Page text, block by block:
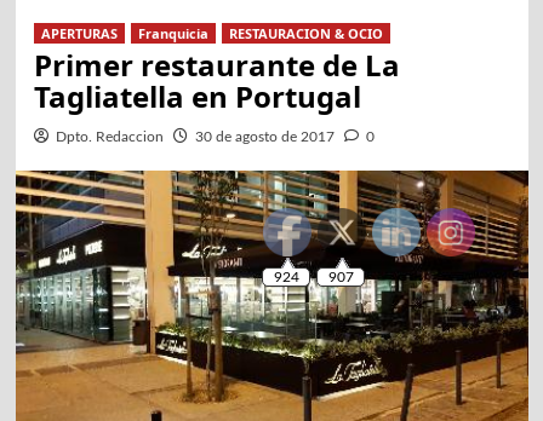
APERTURAS Franquicia RESTAURACION & OCIO
Primer restaurante de La
Tagliatella en Portugal
Dpto. Redaccion 30 de agosto de 2017 0